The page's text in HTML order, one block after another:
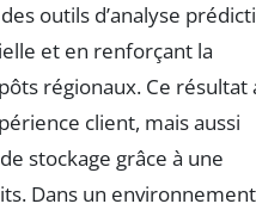
outils d’analyse
et en renforçant la
régionaux. Ce résultat
client, mais aussi
stockage grâce à une
Dans un environnement